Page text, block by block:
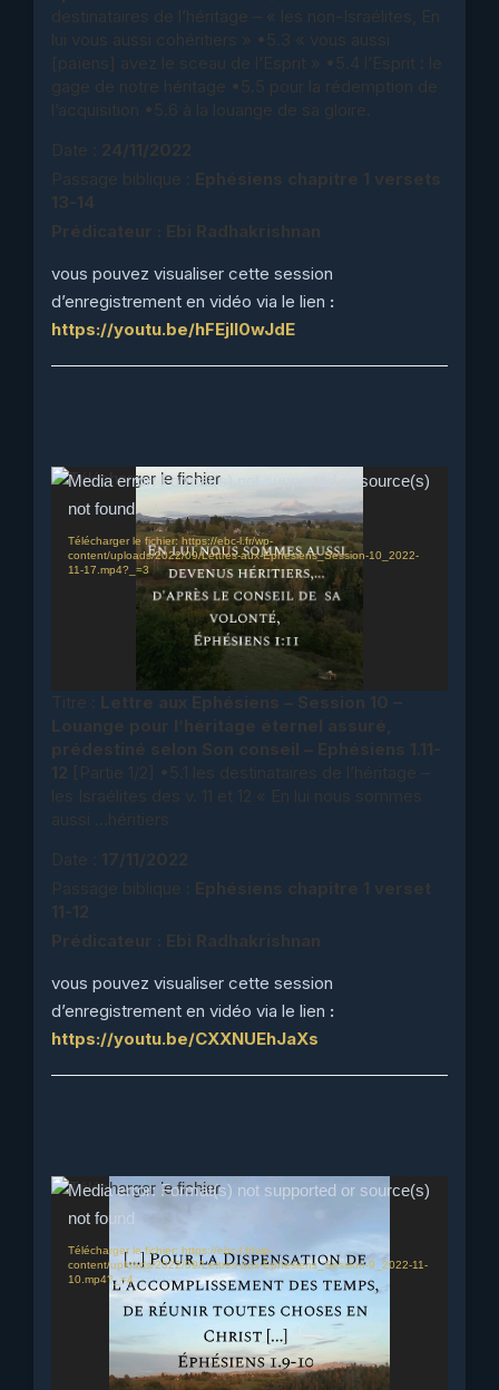
destinataires de l’héritage – « les non-Israélites, En
lui vous aussi cohéritiers » •5.3 « vous aussi
[païens] avez le sceau de l’Esprit » •5.4 l’Esprit : le
gage de notre héritage •5.5 pour la rédemption de
l’acquisition •5.6 à la louange de sa gloire.
Date :
24/11/2022
Passage biblique : Ephésiens chapitre 1 versets
13-14
Prédicateur : Ebi Radhakrishnan
vous pouvez visualiser cette session
d’enregistrement en vidéo via le lien :
https://youtu.be/hFEjll0wJdE
Lecteur
vidéo
Media error: Format(s) not supported or source(s)
not found
Télécharger le fichier: https://ebc-l.fr/wp-
content/uploads/2022/09/Lettres-aux-Ephesiens_Session-10_2022-
11-17.mp4?_=3
Titre :
Lettre aux Ephésiens – Session 10 –
Louange pour l’héritage éternel assuré,
prédestiné selon Son conseil – Ephésiens 1.11-
12 [Partie 1/2] •5.1 les destinataires de l’héritage –
les Israélites des v. 11 et 12 « En lui nous sommes
aussi …héritiers
Date :
17/11/2022
Passage biblique : Ephésiens chapitre 1 verset
11-12
Prédicateur : Ebi Radhakrishnan
vous pouvez visualiser cette session
d’enregistrement en vidéo via le lien :
https://youtu.be/CXXNUEhJaXs
Lecteur
vidéo
Media error: Format(s) not supported or source(s)
not found
Télécharger le fichier: https://ebc-l.fr/wp-
content/uploads/2022/09/Lettres-aux-Ephesiens_Session-9_2022-11-
10.mp4?_=4